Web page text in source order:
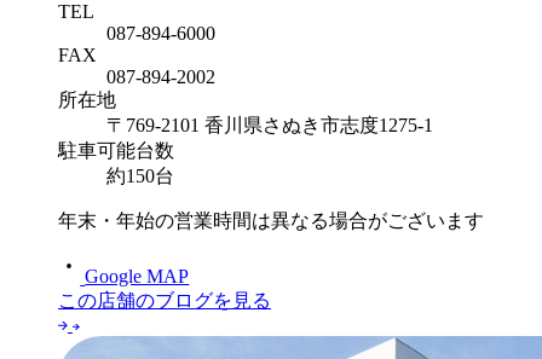
TEL
087-894-6000
FAX
087-894-2002
所在地
〒769-2101 香川県さぬき市志度1275-1
駐車可能台数
約150台
年末・年始の営業時間は異なる場合がございます
Google MAP
この店舗のブログを見る